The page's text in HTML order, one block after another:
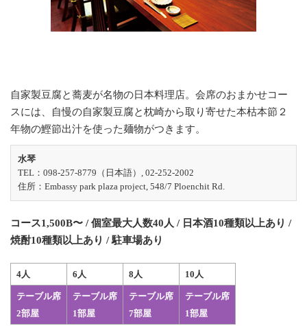
自家製豆腐と蕎麦が名物の日本料理店。会席のおまかせコー
スには、自慢の自家製豆腐と枕崎から取り寄せた本枯本節２
年物の鰹節出汁を使った麺物がつきます。
水琴
TEL：098-257-8779（日本語）, 02-252-2002
住所：Embassy park plaza project, 548/7 Ploenchit Rd.
コース1,500B〜 / 個室最大人数40人 / 日本酒10種類以上あり /
焼酎10種類以上あり / 駐車場あり
4人 6人 8人 10人
テーブル席
2部屋
テーブル席
1部屋
テーブル席
7部屋
テーブル席
1部屋